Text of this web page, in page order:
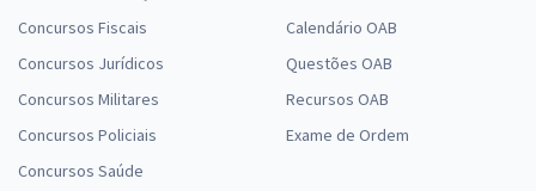
Concursos Fiscais
Concursos Jurídicos
Concursos Militares
Concursos Policiais
Concursos Saúde
Calendário OAB
Questões OAB
Recursos OAB
Exame de Ordem